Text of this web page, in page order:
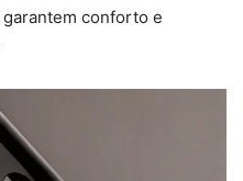
garantem conforto e